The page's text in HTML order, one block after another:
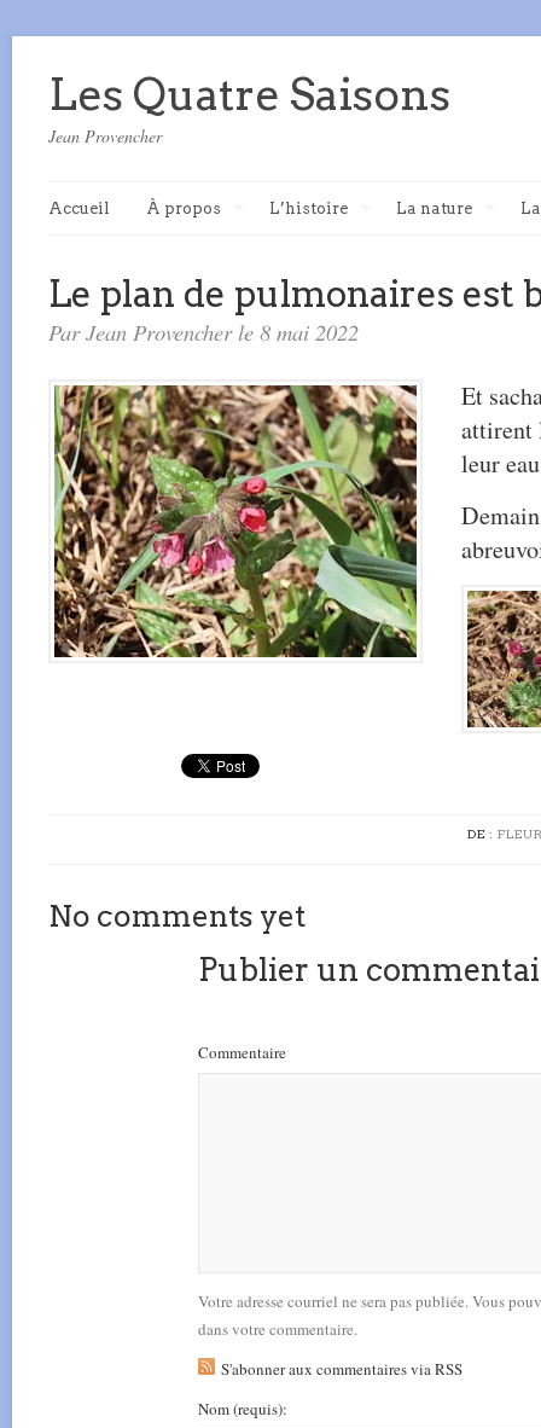
Les Quatre Saisons
Jean Provencher
Accueil À propos L’histoire La nature
Le plan de pulmonaires est
Par Jean Provencher le 8 mai 2022
Et
attirent
leur
DE :
No comments yet
Publier un
Commentaire
Votre adresse courriel ne sera pas publiée. Vous
dans votre commentaire.
S'abonner aux commentaires via RSS
Nom(requis):